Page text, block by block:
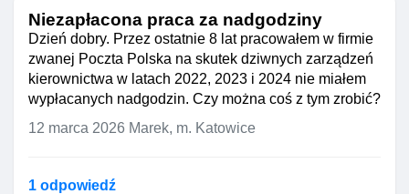
Niezapłacona praca za nadgodziny
Dzień dobry. Przez ostatnie 8 lat pracowałem w firmie
zwanej Poczta Polska na skutek dziwnych zarządzeń
kierownictwa w latach 2022, 2023 i 2024 nie miałem
wypłacanych nadgodzin. Czy można coś z tym zrobić?
12 marca 2026 Marek, m. Katowice
1 odpowiedź